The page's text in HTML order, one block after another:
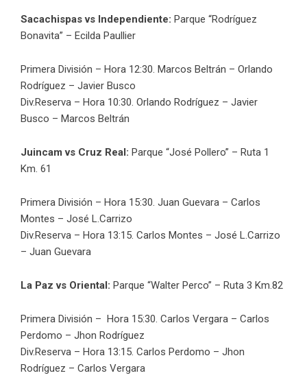
Sacachispas vs Independiente: Parque “Rodríguez
Bonavita” – Ecilda Paullier
Primera División – Hora 12:30. Marcos Beltrán – Orlando
Rodríguez – Javier Busco
Div.Reserva – Hora 10:30. Orlando Rodríguez – Javier
Busco – Marcos Beltrán
Juincam vs Cruz Real: Parque “José Pollero” – Ruta 1
Km. 61
Primera División – Hora 15:30. Juan Guevara – Carlos
Montes – José L.Carrizo
Div.Reserva – Hora 13:15. Carlos Montes – José L.Carrizo
– Juan Guevara
La Paz vs Oriental: Parque “Walter Perco” – Ruta 3 Km.82
Primera División – Hora 15:30. Carlos Vergara – Carlos
Perdomo – Jhon Rodríguez
Div.Reserva – Hora 13:15. Carlos Perdomo – Jhon
Rodríguez – Carlos Vergara